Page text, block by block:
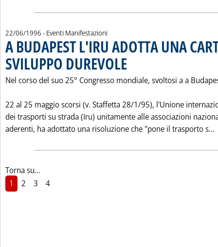
22/06/1996 - Eventi Manifestazioni
A BUDAPEST L'IRU ADOTTA UNA
SVILUPPO DUREVOLE
Nel corso del suo 25° Congresso mondiale, svoltosi a a
22 al 25 maggio scorsi (v. Staffetta 28/1/95), l'Unione
dei trasporti su strada (Iru) unitamente alle associazioni
aderenti, ha adottato una risoluzione che "pone il trasporto s...
Torna su...
1
2 3 4